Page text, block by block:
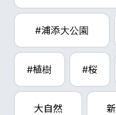
#浦添大公園
#植樹 #桜
大自然